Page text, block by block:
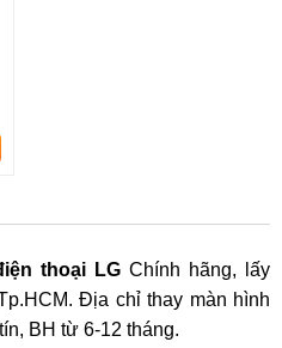
thoại LGChính hãng, lấy
Địa chỉ thay màn hình
BH từ 6-12 tháng.